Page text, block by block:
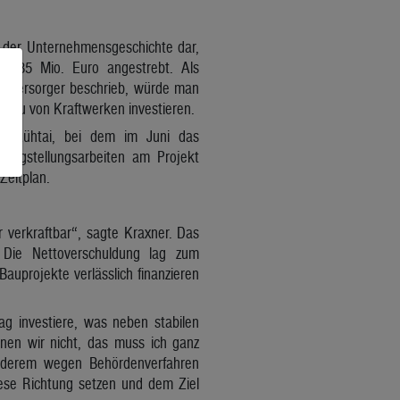
Unternehmensgeschichte dar,
585 Mio. Euro angestrebt. Als
beschrieb, würde man
von Kraftwerken investieren.
Kühtai, bei dem im Juni das
am Projekt
sagte Kraxner. Das
Nettoverschuldung lag zum
verlässlich finanzieren
investiere, was neben stabilen
wir nicht, das muss ich ganz
wegen Behördenverfahren
Richtung setzen und dem Ziel